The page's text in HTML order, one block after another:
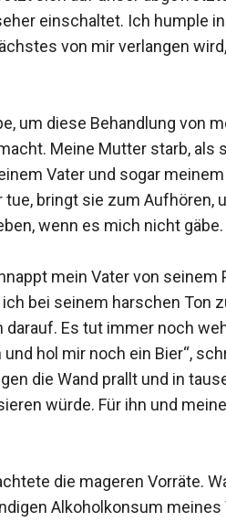
einschaltet. Ich humple
von mir verlangen
um diese Behandlung von
Meine Mutter starb,
Vater und sogar
bringt sie zum
wenn es mich nicht gäbe.
mein Vater von
bei seinem harschen
Es tut immer noch
hol mir noch ein Bier“,
die Wand prallt und in
würde. Für ihn und
die mageren Vorräte.
Alkoholkonsum